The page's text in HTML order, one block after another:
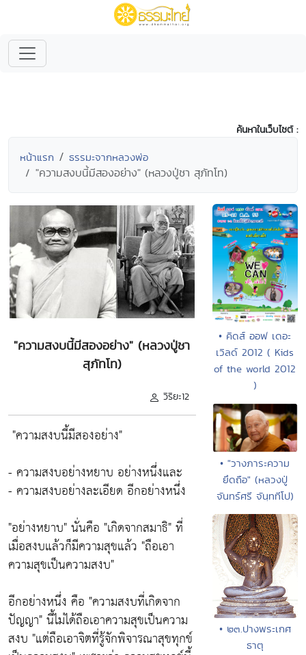
ค้นหาในเว็บไซต์ :
หน้าแรก ธรรมะจากหลวงพ่อ
"ความสงบนี้มีสองอย่าง" (หลวงปู่ชา สุภัทโท)
"ความสงบนี้มีสองอย่าง" (หลวงปู่ชา
สุภัทโท)
วิริยะ12
"ความสงบนี้มีสองอย่าง"
- ความสงบอย่างหยาบ อย่างหนึ่งและ
- ความสงบอย่างละเอียด อีกอย่างหนึ่ง
"อย่างหยาบ"นั่นคือ "เกิดจากสมาธิ"ที่
เมื่อสงบแล้วก็มีความสุขแล้ว "ถือเอา
ความสุขเป็นความสงบ"
อีกอย่างหนึ่ง คือ "ความสงบที่เกิดจาก
ปัญญา"นี้ไม่ได้ถือเอาความสุขเป็นความ
สงบ "แต่ถือเอาจิตที่รู้จักพิจารณาสุขทุกข์
• คิดส์ ออฟ เดอะ
เวิลด์ 2012 ( Kids
of the world 2012
)
• "วางภาระความ
ยึดถือ" (หลวงปู่
จันทร์ศรี จันฺททีโป)
• ๒๓.ปางพระเกศ
ธาตุ